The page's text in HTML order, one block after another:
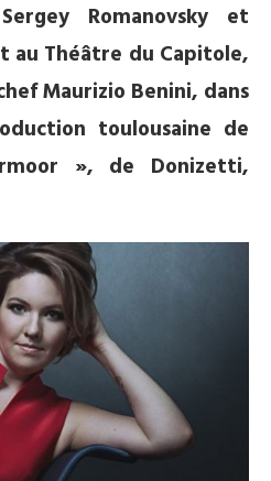
Romanovsky et
au Théâtre du Capitole,
Maurizio Benini, dans
toulousaine de
», de Donizetti,